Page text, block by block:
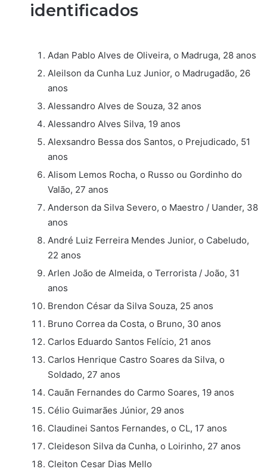
identificados
Adan Pablo Alves de Oliveira, o Madruga, 28 anos
Aleilson da Cunha Luz Junior, o Madrugadão, 26
anos
Alessandro Alves de Souza, 32 anos
Alessandro Alves Silva, 19 anos
Alexsandro Bessa dos Santos, o Prejudicado, 51
anos
Alisom Lemos Rocha, o Russo ou Gordinho do
Valão, 27 anos
Anderson da Silva Severo, o Maestro / Uander, 38
anos
André Luiz Ferreira Mendes Junior, o Cabeludo,
22 anos
Arlen João de Almeida, o Terrorista / João, 31
anos
Brendon César da Silva Souza, 25 anos
Bruno Correa da Costa, o Bruno, 30 anos
Carlos Eduardo Santos Felício, 21 anos
Carlos Henrique Castro Soares da Silva, o
Soldado, 27 anos
Cauãn Fernandes do Carmo Soares, 19 anos
Célio Guimarães Júnior, 29 anos
Claudinei Santos Fernandes, o CL, 17 anos
Cleideson Silva da Cunha, o Loirinho, 27 anos
Cleiton Cesar Dias Mello